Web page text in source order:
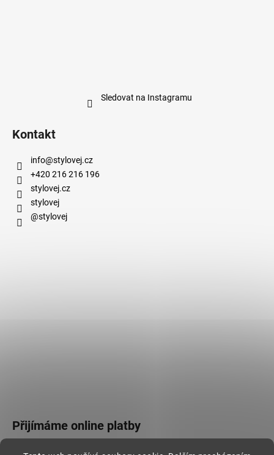
Sledovat na Instagramu
Kontakt
info@stylovej.cz
+420 216 216 196
stylovej.cz
stylovej
@stylovej
Přijímáme online platby